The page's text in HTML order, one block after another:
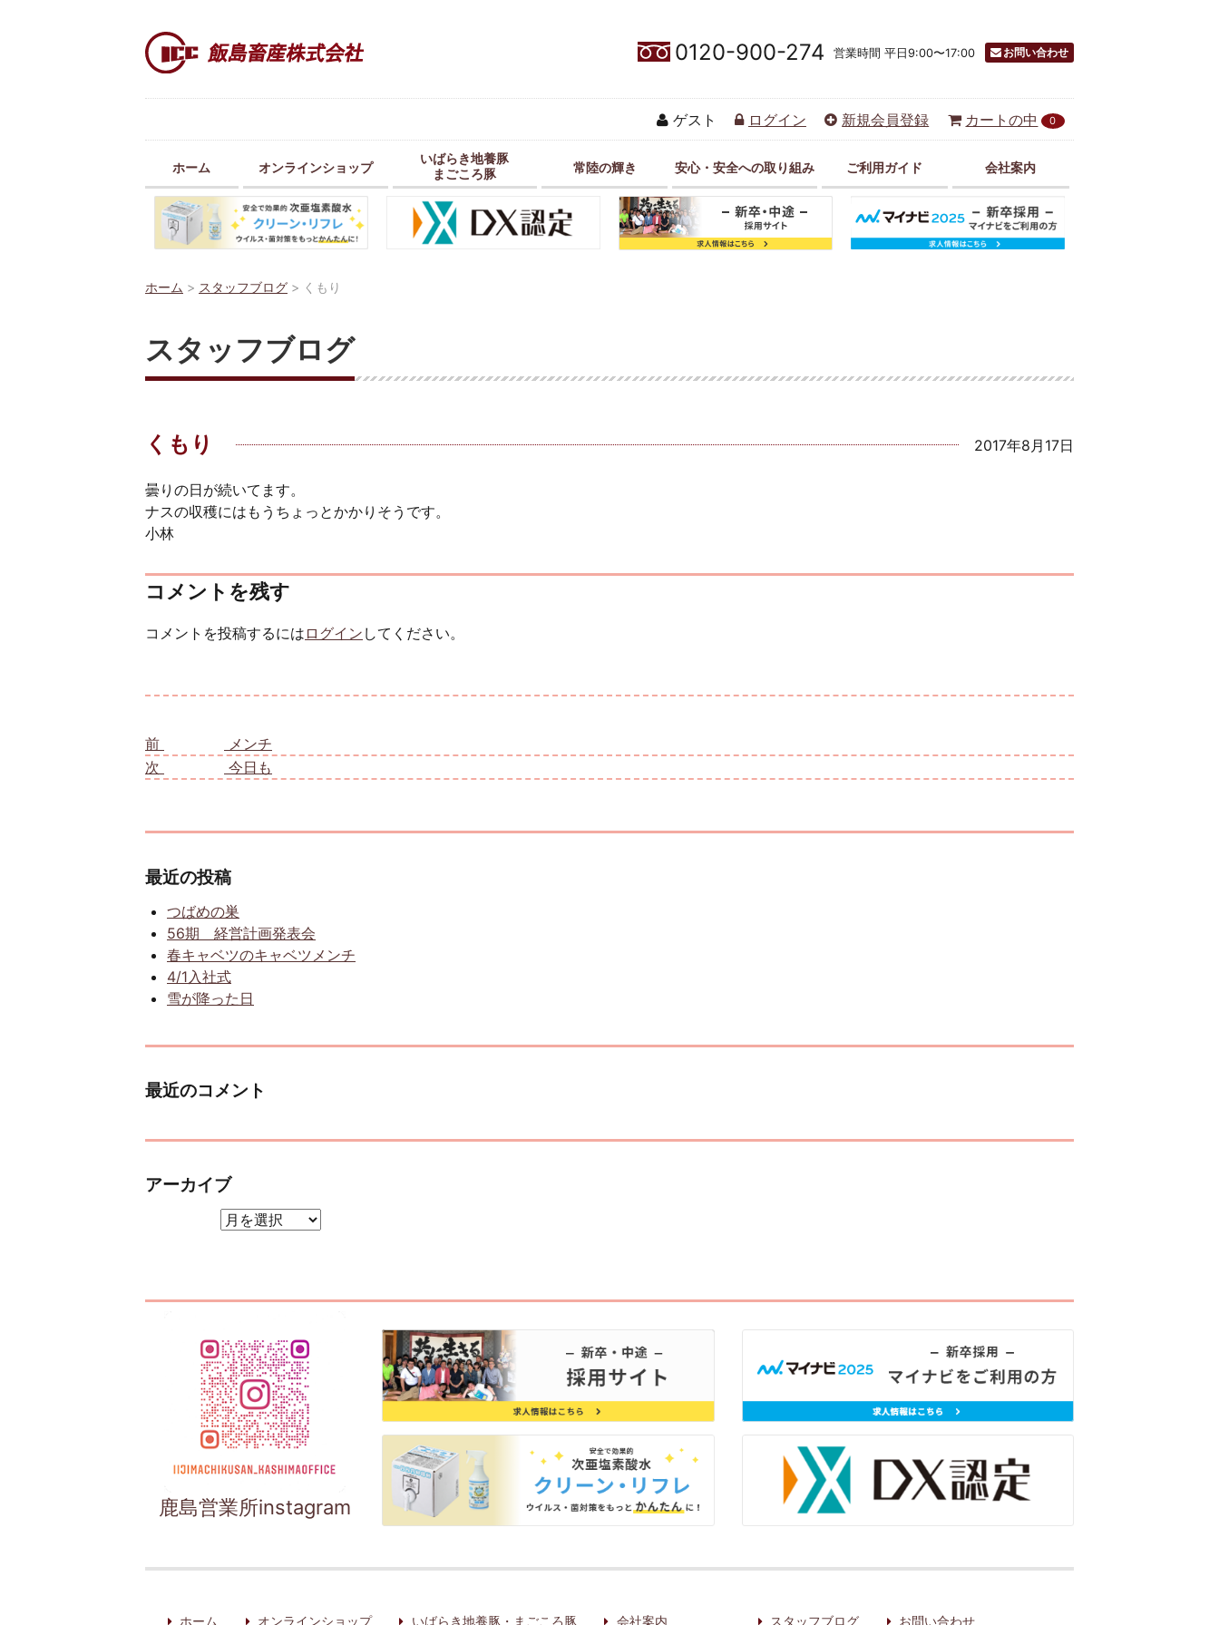
0120-900-274 営業時間 平日9:00〜17:00 お問い合わせ
ゲスト ログイン 新規会員登録 カートの中 0
ホーム オンラインショップ
いばらき地養豚
まごころ豚
常陸の輝き 安心・安全への取り組み ご利用ガイド 会社案内
ホーム > スタッフブログ > くもり
スタッフブログ
くもり 2017年8月17日
曇りの日が続いてます。
ナスの収穫にはもうちょっとかかりそうです。
小林
コメントを残す
コメントを投稿するには ログイン してください。
前
メンチ
次
今日も
最近の投稿
つばめの巣
56期 経営計画発表会
春キャベツのキャベツメンチ
4/1入社式
雪が降った日
最近のコメント
アーカイブ
鹿島営業所instagram
ホーム オンラインショップ いばらき地養豚・まごころ豚 会社案内 スタッフブログ お問い合わせ